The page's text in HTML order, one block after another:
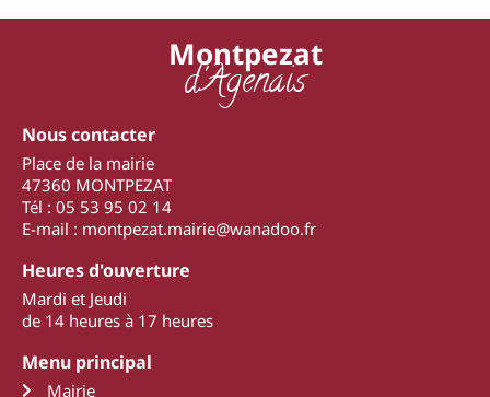
Montpezat
d'Agenais
Nous contacter
Place de la mairie
47360 MONTPEZAT
Tél : 05 53 95 02 14
E-mail : montpezat.mairie@wanadoo.fr
Heures d'ouverture
Mardi et Jeudi
de 14 heures à 17 heures
Menu principal
Mairie